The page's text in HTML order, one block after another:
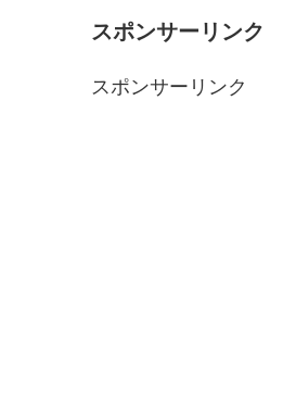
スポンサーリンク
スポンサーリンク